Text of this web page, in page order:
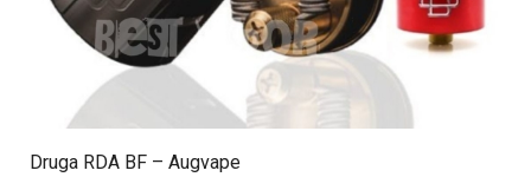
Druga RDA BF – Augvape